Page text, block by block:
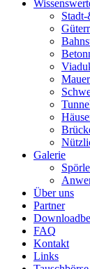
Galerie
Über uns
Partner
FAQ
Kontakt
Links